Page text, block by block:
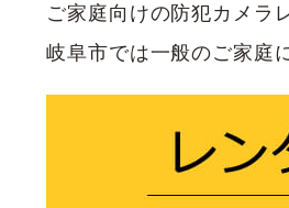
ご家庭向けの防犯カメラ
岐阜市では一般のご家庭